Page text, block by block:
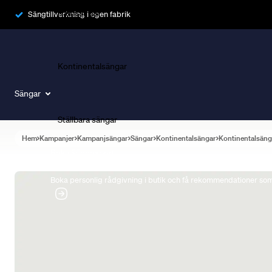
Sängtillverkning i egen fabrik
Sängar
Ramsängar
Kontinentalsängar
Ställbara sängar
Boka personlig rådgivning i butik och få rekommendationer
Hem Kampanjer Kampanjsängar Sängar Kontinentalsängar